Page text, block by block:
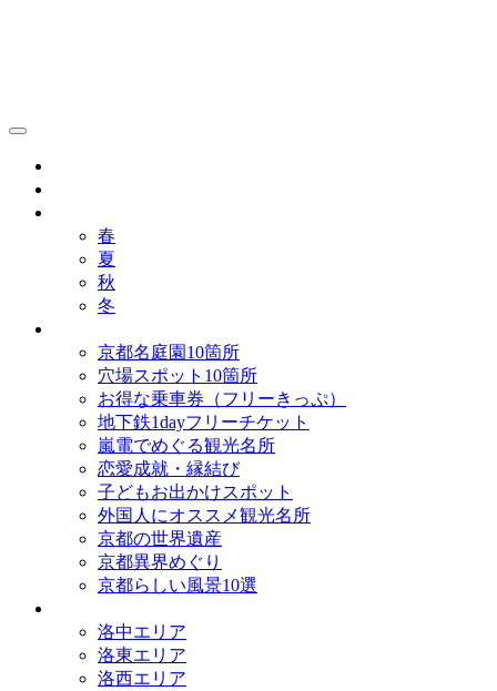
春
夏
秋
冬
京都名庭園10箇所
穴場スポット10箇所
お得な乗車券（フリーきっぷ）
地下鉄1dayフリーチケット
嵐電でめぐる観光名所
恋愛成就・縁結び
子どもお出かけスポット
外国人にオススメ観光名所
京都の世界遺産
京都異界めぐり
京都らしい風景10選
洛中エリア
洛東エリア
洛西エリア